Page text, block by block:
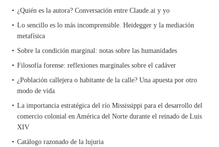
¿Quién es la autora? Conversación entre Claude.ai y yo
Lo sencillo es lo más incomprensible. Heidegger y la mediación
metafísica
Sobre la condición marginal: notas sobre las humanidades
Filosofía forense: reflexiones marginales sobre el cadáver
¿Población callejera o habitante de la calle? Una apuesta por otro
modo de vida
La importancia estratégica del río Mississippi para el desarrollo del
comercio colonial en América del Norte durante el reinado de Luis
XIV
Catálogo razonado de la lujuria